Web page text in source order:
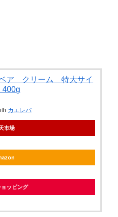
ア クリーム 特大サイ
カエレバ
市場
ッピング